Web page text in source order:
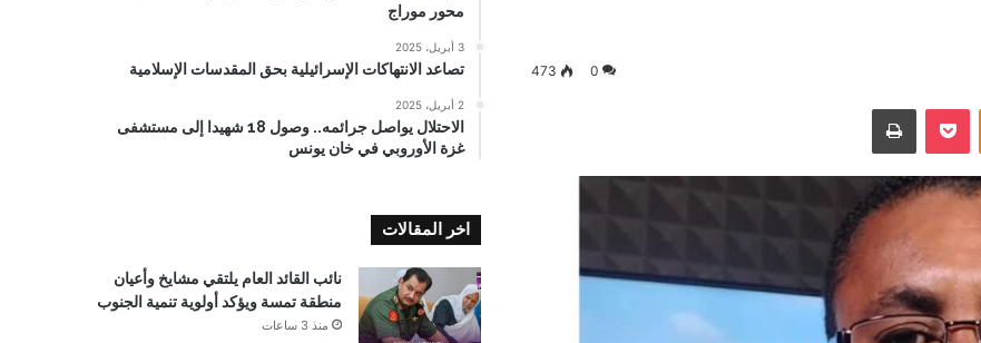
0
473
Odnoklassniki
‫Pocket طباعة
محور موراج
3 أبريل، 2025
تصاعد الانتهاكات الإسرائيلية بحق المقدسات الإسلامية
2 أبريل، 2025
الاحتلال يواصل جرائمه.. وصول 18 شهيدا إلى مستشفى
غزة الأوروبي في خان يونس
اخر المقالات
نائب القائد العام يلتقي مشايخ وأعيان
منطقة تمسة ويؤكد أولوية تنمية الجنوب
منذ 3 ساعات